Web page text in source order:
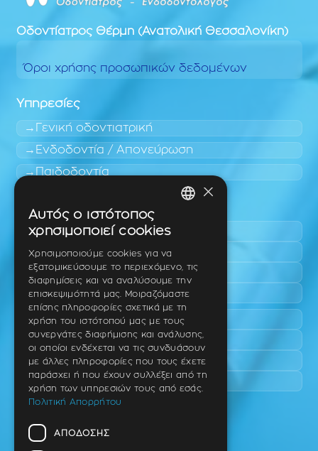
Οδοντίατρος Θέρμη (Ανατολική Θεσσαλονίκη)
Όροι χρήσης προσωπικών δεδομένων
Υπηρεσίες
Γενική οδοντιατρική
Ενδοδοντία / Απονεύρωση
Παιδοδοντία
Περιοχές εύκολης πρόσβασης
Πυλαία
Τριάδι
Νέο Ρύσιο
Επανομή
Περαία
Καλαμαριά
Πανόραμα
Χαριλάου
Ταβάκη – Θ. Λίτσα 10 (γωνία),
×
Αυτός ο ιστότοπος
χρησιμοποιεί cookies
Χρησιμοποιούμε cookies για να
εξατομικεύσουμε το περιεχόμενο, τις
διαφημίσεις και να αναλύσουμε την
επισκεψιμότητά μας. Μοιραζόμαστε
επίσης πληροφορίες σχετικά με τη
χρήση του ιστότοπού μας με τους
συνεργάτες διαφήμισης και ανάλυσης,
οι οποίοι ενδέχεται να τις συνδυάσουν
με άλλες πληροφορίες που τους έχετε
παράσχει ή που έχουν συλλέξει από τη
χρήση των υπηρεσιών τους από εσάς.
Πολιτική Απορρήτου
ΑΠΌΔΟΣΗΣ